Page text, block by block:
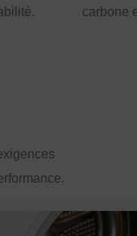
carbone